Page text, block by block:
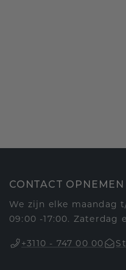
CONTACT OPNEMEN
We zijn elke maandag
09:00 -17:00. Zaterdag
+3110 - 747 00 00